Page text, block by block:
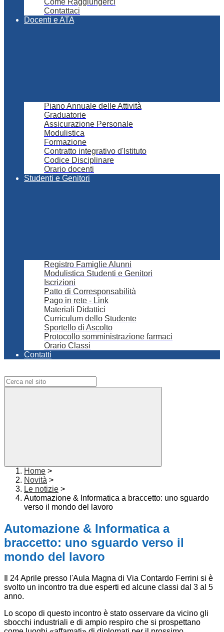
Come Raggiungerci
Contattaci
Docenti e ATA
Piano Annuale delle Attività
Graduatorie
Assicurazione Personale
Modulistica
Formazione
Contratto integrativo d'Istituto
Codice Disciplinare
Orario docenti
Studenti e Genitori
Registro Famiglie Alunni
Modulistica Studenti e Genitori
Iscrizioni
Patto di Corresponsabilità
Pago in rete - Link
Materiali Didattici
Curriculum dello Studente
Sportello di Ascolto
Protocollo somministrazione farmaci
Orario Classi
Contatti
Home >
Novità >
Le notizie >
Automazione & Informatica a braccetto: uno sguardo
verso il mondo del lavoro
Automazione & Informatica a
braccetto: uno sguardo verso il
mondo del lavoro
Il 24 Aprile presso l'Aula Magna di Via Contardo Ferrini si è
svolto un incontro tra due esperti ed alcune classi dal 3 al 5
anno.
Lo scopo di questo incontro è stato osservare da vicino gli
sbocchi industriali e di ampio respiro che si prospettano